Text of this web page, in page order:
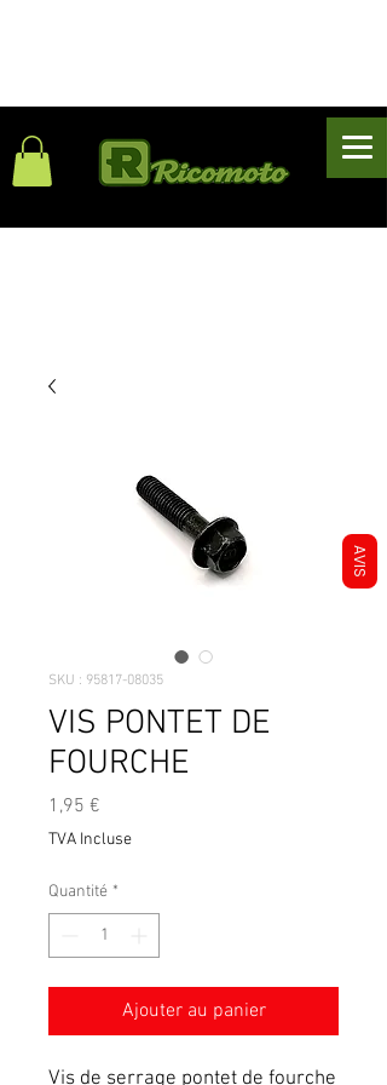
SKU : 95817-08035
VIS PONTET DE
FOURCHE
1,95 €
TVA Incluse
Quantité *
Ajouter au panier
Vis de serrage pontet de fourche
AVIS